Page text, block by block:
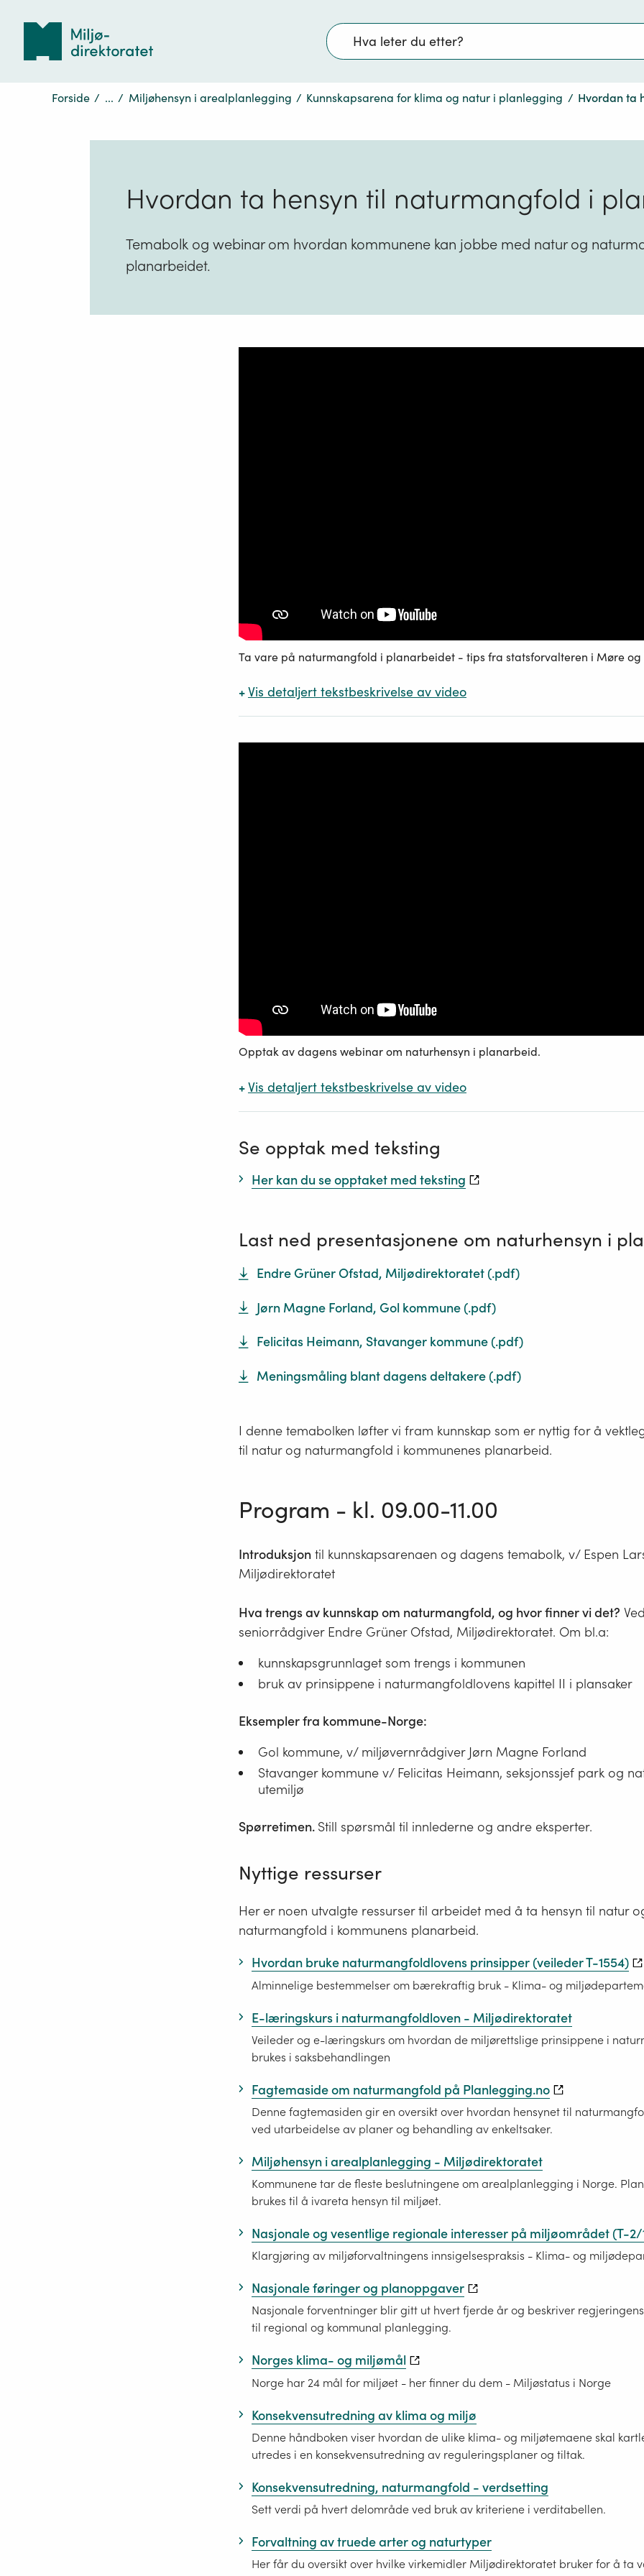
Søk
Forside / ... / Miljøhensyn i arealplanlegging / Kunnskapsarena for klima og natur i planlegging / Hvordan ta
Hvordan ta hensyn til naturmangfold i
Temabolk og webinar om hvordan kommunene kan jobbe med natur og
planarbeidet.
+Vis detaljert tekstbeskrivelse av video
Ta vare på naturmangfold i planarbeidet - tips fra statsforvalteren i Møre og
+Vis detaljert tekstbeskrivelse av video
Opptak av dagens webinar om naturhensyn i planarbeid.
Se opptak med teksting
Her kan du se opptaket med teksting
Last ned presentasjonene om naturhensyn i
Endre Grüner Ofstad, Miljødirektoratet (.pdf)
Jørn Magne Forland, Gol kommune (.pdf)
Felicitas Heimann, Stavanger kommune (.pdf)
Meningsmåling blant dagens deltakere (.pdf)
I denne temabolken løfter vi fram kunnskap som er nyttig for å
til natur og naturmangfold i kommunenes planarbeid.
Program - kl. 09.00-11.00
Introduksjontil kunnskapsarenaen og dagens temabolk, v/ Espen
Miljødirektoratet
Hva trengs av kunnskap om naturmangfold, og hvor finner vi det? Ved
seniorrådgiver Endre Grüner Ofstad, Miljødirektoratet. Om bl.a:
kunnskapsgrunnlaget som trengs i kommunen
bruk av prinsippene i naturmangfoldlovens kapittel II i plansaker
Eksempler fra kommune-Norge:
Gol kommune, v/ miljøvernrådgiver Jørn Magne Forland
Stavanger kommune v/ Felicitas Heimann, seksjonssjef park og
utemiljø
Spørretimen. Still spørsmål til innlederne og andre eksperter.
Nyttige ressurser
Her er noen utvalgte ressurser til arbeidet med å ta hensyn til natur
naturmangfold i kommunens planarbeid.
Hvordan bruke naturmangfoldlovens prinsipper (veileder T-1554)
Alminnelige bestemmelser om bærekraftig bruk - Klima- og
E-læringskurs i naturmangfoldloven - Miljødirektoratet
Veileder og e-læringskurs om hvordan de miljørettslige prinsippene i
brukes i saksbehandlingen
Fagtemaside om naturmangfold på Planlegging.no
Denne fagtemasiden gir en oversikt over hvordan hensynet til
ved utarbeidelse av planer og behandling av enkeltsaker.
Miljøhensyn i arealplanlegging - Miljødirektoratet
Kommunene tar de fleste beslutningene om arealplanlegging i Norge.
brukes til å ivareta hensyn til miljøet.
Nasjonale og vesentlige regionale interesser på miljøområdet (T-2/
Klargjøring av miljøforvaltningens innsigelsespraksis - Klima- og
Nasjonale føringer og planoppgaver
Nasjonale forventninger blir gitt ut hvert fjerde år og beskriver
til regional og kommunal planlegging.
Norges klima- og miljømål
Norge har 24 mål for miljøet - her finner du dem - Miljøstatus i Norge
Konsekvensutredning av klima og miljø
Denne håndboken viser hvordan de ulike klima- og miljøtemaene skal
utredes i en konsekvensutredning av reguleringsplaner og tiltak.
Konsekvensutredning, naturmangfold - verdsetting
Sett verdi på hvert delområde ved bruk av kriteriene i verditabellen.
Forvaltning av truede arter og naturtyper
Her får du oversikt over hvilke virkemidler Miljødirektoratet bruker for å ta